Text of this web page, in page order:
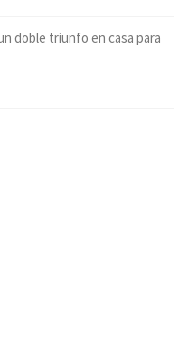
doble triunfo en casa para